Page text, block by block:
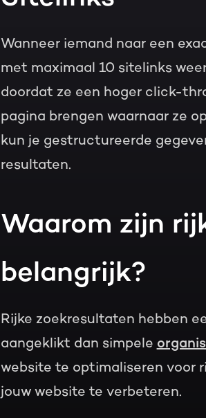
Wanneer iemand naar een
met maximaal 10 sitelinks
doordat ze een hoger click-
pagina brengen waarnaar ze
kun je gestructureerde
resultaten.
Waarom zijn
belangrijk?
Rijke zoekresultaten hebben
aangeklikt dan simpele
website te optimaliseren voor
jouw website te verbeteren.